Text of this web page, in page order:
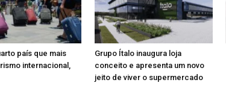
país que mais
internacional,
Grupo Ítalo inaugura loja
conceito e apresenta um novo
jeito de viver o supermercado